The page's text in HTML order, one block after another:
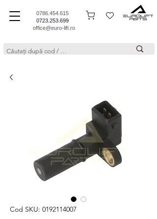
0786.454.615
0723.253.699
office@euro-lift.ro
Cod SKU: 0192114007